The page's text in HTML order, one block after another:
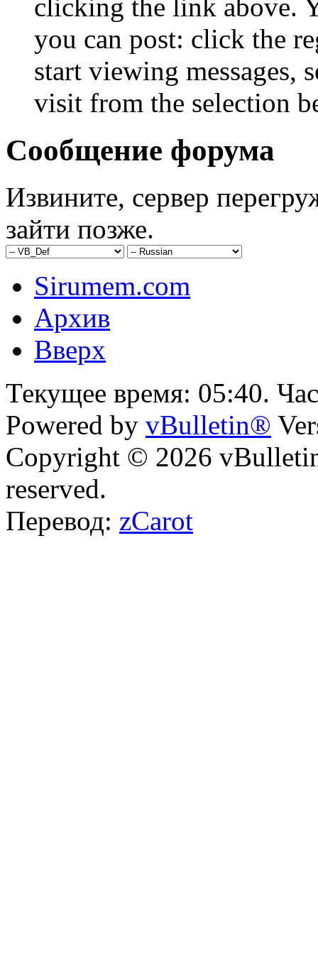
clicking the link above.
you can post: click the
start viewing messages,
visit from the selection
Сообщение форума
Извините, сервер
зайти позже.
Sirumem.com
Архив
Вверх
Текущее время: 05:40.
Powered by vBulletin®
Copyright © 2026
reserved.
Перевод: zCarot